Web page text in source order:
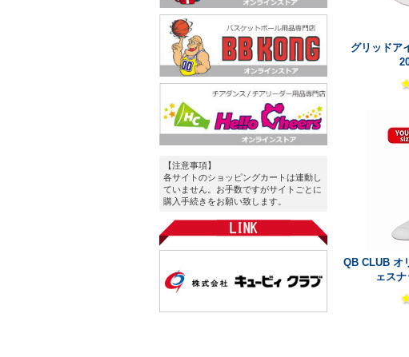
【注意事項】
各サイトのショッピングカートは連動し
ていません。お手数ですがサイトごとに
購入手続きをお願い致します。
グリッド
QB CLUB オ
ェス